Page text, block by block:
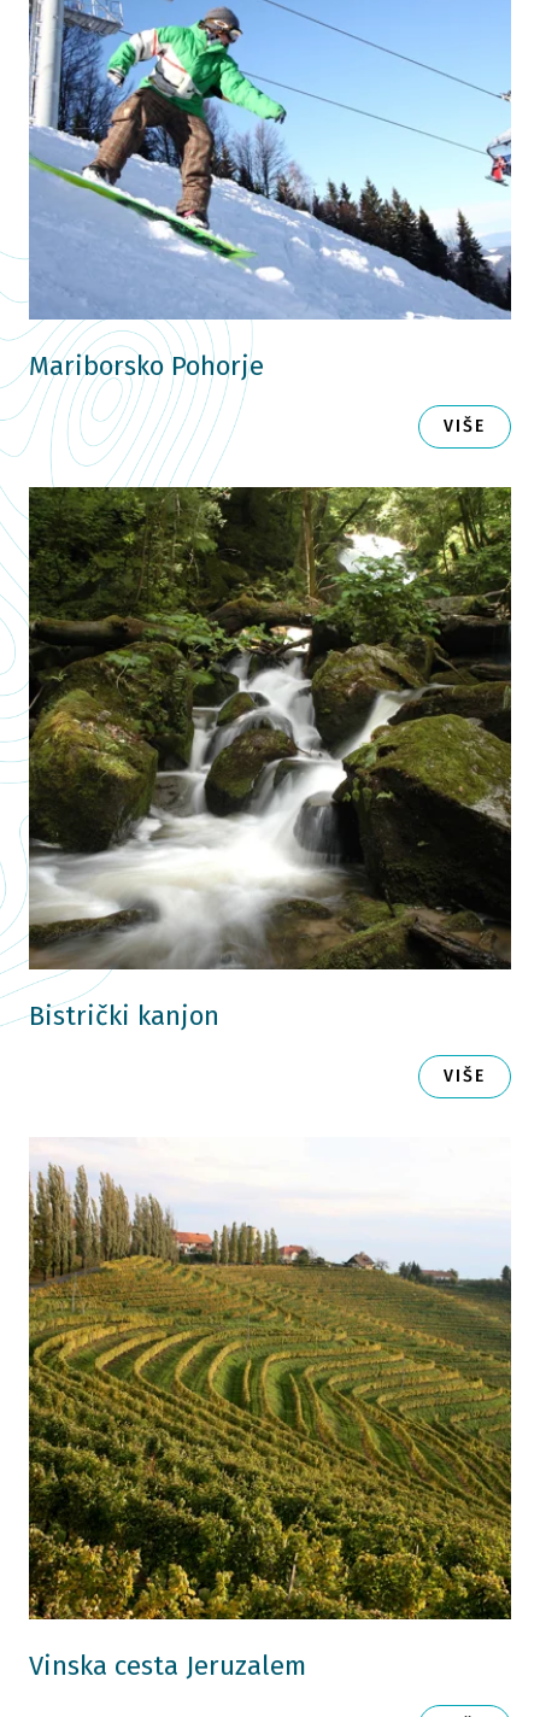
Mariborsko Pohorje
VIŠE
Bistrički kanjon
VIŠE
Vinska cesta Jeruzalem